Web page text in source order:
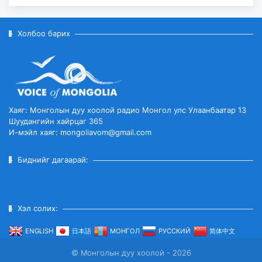
Холбоо барих
Хаяг: Монголын дуу хоолой радио Монгол улс Улаанбаатар 13
Шуудангийн хайрцаг 365
И-мэйл хаяг: mongoliavom@gmail.com
Биднийг дагаарай:
Хэл солих:
ENGLISH 日本語 МОНГОЛ РУССКИЙ 简体中文
© Монголын дуу хоолой - 2026